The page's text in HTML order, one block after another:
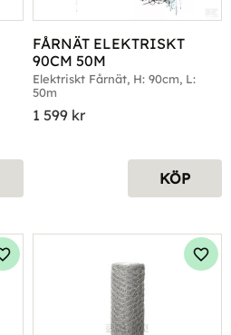
FÅRNÄT ELEKTRISKT
90CM 50M
Elektriskt Fårnät, H: 90cm, L:
50m
1 599 kr
KÖP
Lägg till i favoriter